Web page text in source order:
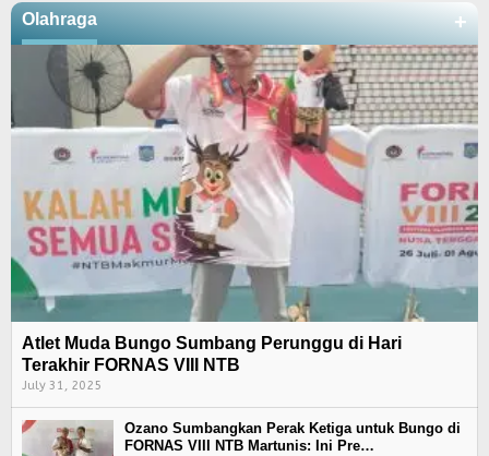
Olahraga +
Atlet Muda Bungo Sumbang Perunggu di Hari
Terakhir FORNAS VIII NTB
July 31, 2025
Ozano Sumbangkan Perak Ketiga untuk Bungo di
FORNAS VIII NTB Martunis: Ini Pre…